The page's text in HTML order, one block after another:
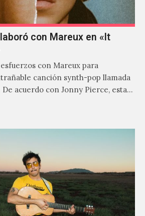
con Mareux en «It
con Mareux para
canción synth-pop llamada
acuerdo con Jonny Pierce, esta